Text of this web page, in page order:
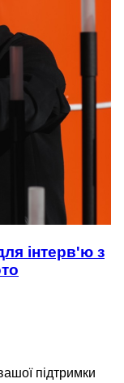
інтерв'ю з
підтримки